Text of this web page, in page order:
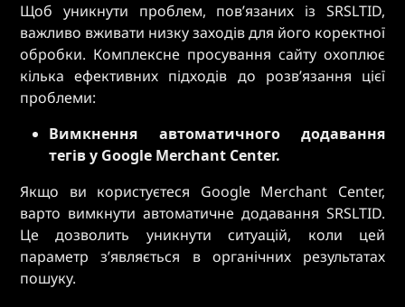
Щоб уникнути проблем, пов’язаних із SRSLTID,
важливо вживати низку заходів для його коректної
обробки. Комплексне просування сайту охоплює
кілька ефективних підходів до розв’язання цієї
проблеми:
Вимкнення автоматичного додавання
тегів у Google Merchant Center.
Якщо ви користуєтеся Google Merchant Center,
варто вимкнути автоматичне додавання SRSLTID.
Це дозволить уникнути ситуацій, коли цей
параметр з’являється в органічних результатах
пошуку.